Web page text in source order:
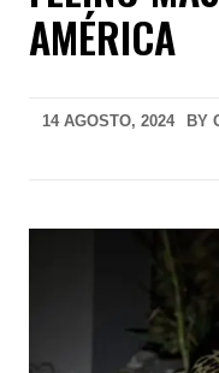
AMÉRICA
14 AGOSTO, 2024 BY